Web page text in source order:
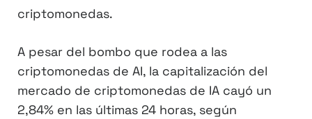
criptomonedas.
A pesar del bombo que rodea a las
criptomonedas de AI, la capitalización del
mercado de criptomonedas de IA cayó un
2,84% en las últimas 24 horas, según